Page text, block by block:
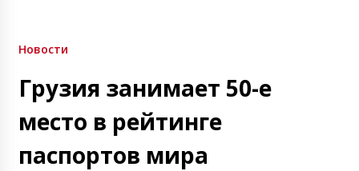
Новости
Грузия занимает 50-е
место в рейтинге
паспортов мира